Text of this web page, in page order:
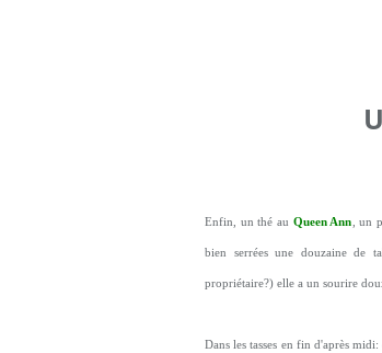
Enfin, un thé au Queen Ann , un
bien serrées une douzaine de
propriétaire?) elle a un sourire
Dans les tasses en fin d'après